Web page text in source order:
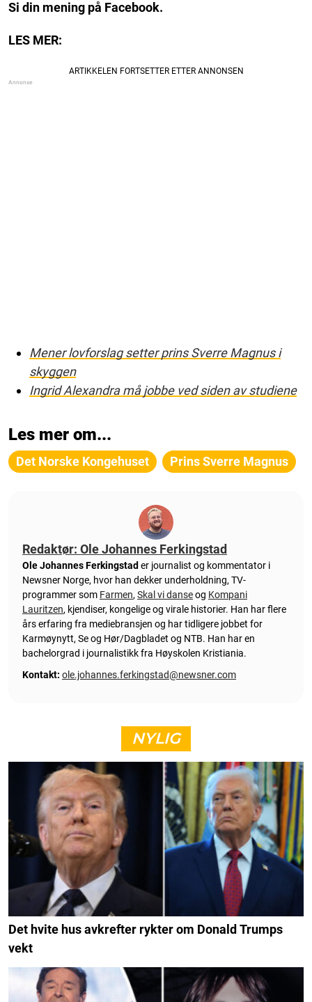
Si din mening på Facebook.
LES MER:
Mener lovforslag setter prins Sverre Magnus i
skyggen
Ingrid Alexandra må jobbe ved siden av studiene
Les mer om...
Det Norske Kongehuset Prins Sverre Magnus
Redaktør: Ole Johannes Ferkingstad
Ole Johannes Ferkingstad er journalist og kommentator i
Newsner Norge, hvor han dekker underholdning, TV-
programmer som Farmen, Skal vi danseog Kompani
Lauritzen, kjendiser, kongelige og virale historier. Han har flere
års erfaring fra mediebransjen og har tidligere jobbet for
Karmøynytt, Se og Hør/Dagbladet og NTB. Han har en
bachelorgrad i journalistikk fra Høyskolen Kristiania.
Kontakt: ole.johannes.ferkingstad@newsner.com
NYLIG
Det hvite hus avkrefter rykter om Donald Trumps
vekt